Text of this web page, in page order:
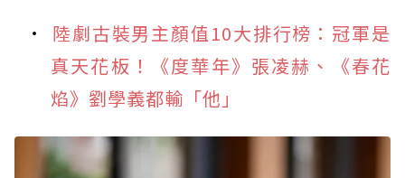
陸劇古裝男主顏值10大排行榜：冠軍是
真天花板！《度華年》張凌赫、《春花
焰》劉學義都輸「他」